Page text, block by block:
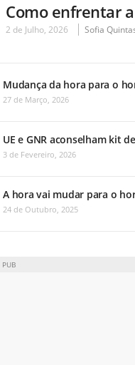
Como enfrentar
2 de Julho, 2026 Sofia
Mudança da hora para o
27 de Março, 2026
UE e GNR aconselham kit
3 de Fevereiro, 2026
A hora vai mudar para o
24 de Outubro, 2025
PUB